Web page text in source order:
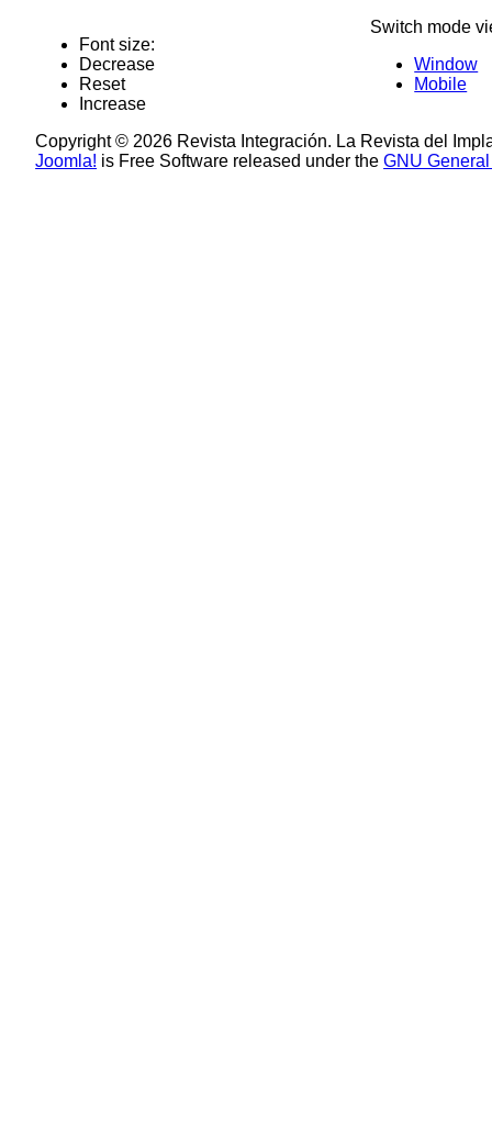
Font size:
Decrease
Reset
Increase
Switch mode
Window
Mobile
Copyright © 2026 Revista Integración. La Revista del
Joomla! is Free Software released under theGNU